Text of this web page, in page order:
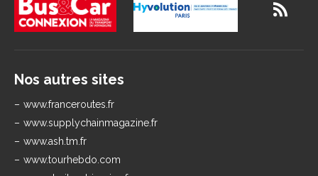
Nos autres sites
www.franceroutes.fr
www.supplychainmagazine.fr
www.ash.tm.fr
www.tourhebdo.com